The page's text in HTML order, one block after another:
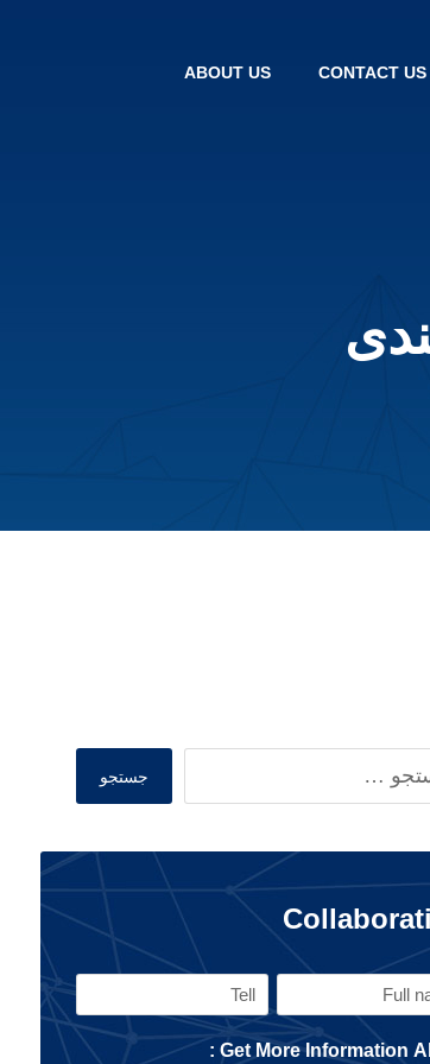
CONTACT US
ABOUT US
جستجو
Tell
Get More Information